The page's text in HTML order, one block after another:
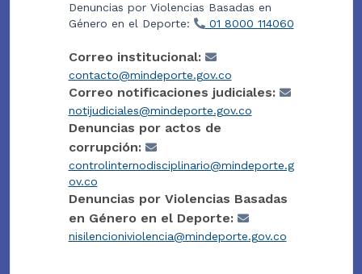
Denuncias por Violencias Basadas en
Género en el Deporte:
01 8000 114060
Correo institucional:
contacto@mindeporte.gov.co
Correo notificaciones judiciales:
notijudiciales@mindeporte.gov.co
Denuncias por actos de
corrupción:
controlinternodisciplinario@mindeporte.g
ov.co
Denuncias por Violencias Basadas
en Género en el Deporte:
nisilencioniviolencia@mindeporte.gov.co